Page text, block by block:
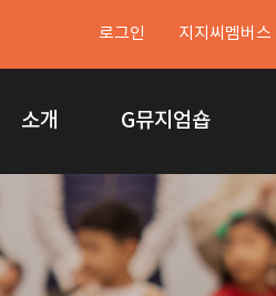
로그인 지지씨멤버스
소개 G뮤지엄숍